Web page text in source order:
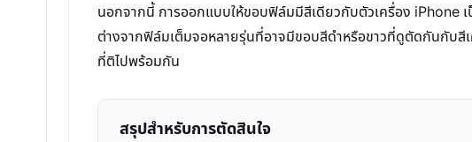
นอกจากนี้ การออกแบบให้ขอบฟิล์มมีสีเดียวกับตัวเครื่อง iPhone
ต่างจากฟิล์มเต็มจอหลายรุ่นที่อาจมีขอบสีดำหรือขาวที่ดูตัดกันกับสี
ที่ติไปพร้อมกัน
สรุปสำหรับการตัดสินใจ